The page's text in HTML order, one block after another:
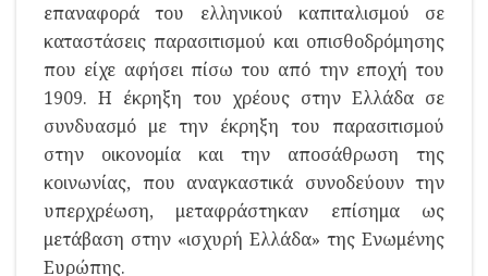
επαναφορά του ελληνικού καπιταλισμού σε
καταστάσεις παρασιτισμού και οπισθοδρόμησης
που είχε αφήσει πίσω του από την εποχή του
1909. Η έκρηξη του χρέους στην Ελλάδα σε
συνδυασμό με την έκρηξη του παρασιτισμού
στην οικονομία και την αποσάθρωση της
κοινωνίας, που αναγκαστικά συνοδεύουν την
υπερχρέωση, μεταφράστηκαν επίσημα ως
μετάβαση στην «ισχυρή Ελλάδα» της Ενωμένης
Ευρώπης.